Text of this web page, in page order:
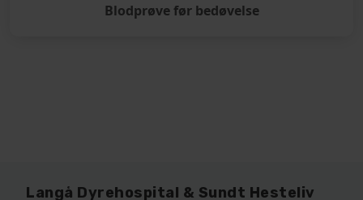
Blodprøve før bedøvelse
Langå Dyrehospital & Sundt Hesteliv